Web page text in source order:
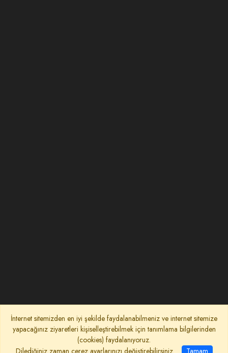
İnternet sitemizden en iyi şekilde faydalanabilmeniz ve internet sitemize
yapacağınız ziyaretleri kişiselleştirebilmek için tanımlama bilgilerinden
(cookies) faydalanıyoruz.
Dilediğiniz zaman çerez ayarlarınızı değiştirebilirsiniz.
Tamam